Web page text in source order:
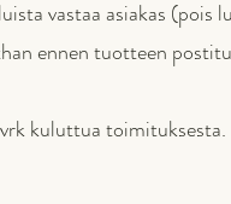
vastaa asiakas
ennen tuotteen
kuluttua